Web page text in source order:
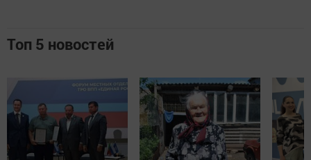
Топ 5 новостей